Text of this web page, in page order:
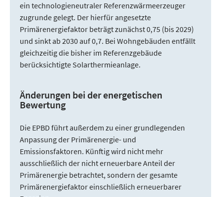
ein technologieneutraler Referenzwärmeerzeuger
zugrunde gelegt. Der hierfür angesetzte
Primärenergiefaktor beträgt zunächst 0,75 (bis 2029)
und sinkt ab 2030 auf 0,7. Bei Wohngebäuden entfällt
gleichzeitig die bisher im Referenzgebäude
berücksichtigte Solarthermieanlage.
Änderungen bei der energetischen
Bewertung
Die EPBD führt außerdem zu einer grundlegenden
Anpassung der Primärenergie- und
Emissionsfaktoren. Künftig wird nicht mehr
ausschließlich der nicht erneuerbare Anteil der
Primärenergie betrachtet, sondern der gesamte
Primärenergiefaktor einschließlich erneuerbarer